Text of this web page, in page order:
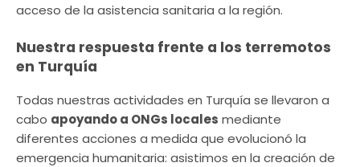
acceso de la asistencia sanitaria a la región.
Nuestra respuesta frente a los terremotos
en Turquía
Todas nuestras actividades en Turquía se llevaron a
cabo apoyando a ONGs locales mediante
diferentes acciones a medida que evolucionó la
emergencia humanitaria: asistimos en la creación de